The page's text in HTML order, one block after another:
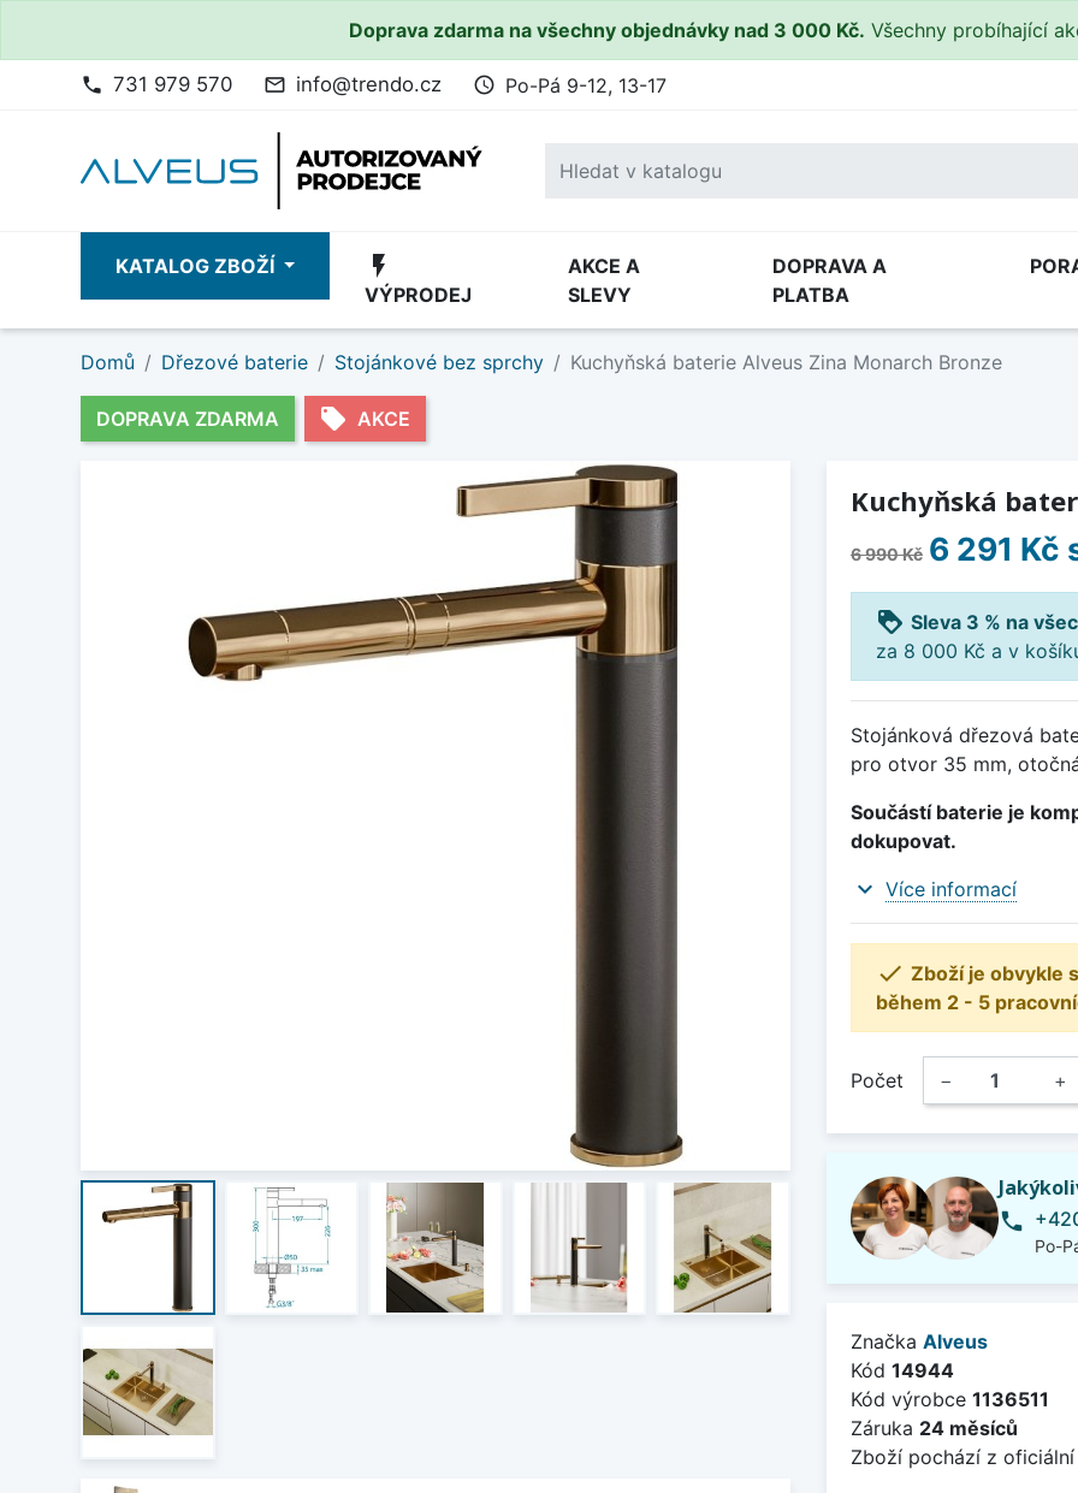
Doprava zdarma na všechny objednávky nad 3 000 Kč. Všechny probíhající
phone 731 979 570 mail_outline info@trendo.cz access_time Po-Pá 9-12, 13-17
KATALOG ZBOŽÍ flash_on
VÝPRODEJ
AKCE A
SLEVY
DOPRAVA A
PLATBA
Domů Dřezové baterie Stojánkové bez sprchy Kuchyňská baterie Alveus Zina Monarch Bronze
DOPRAVA ZDARMA local_offer AKCE
Kuchyňská
6 990 Kč 6 291 Kč
loyalty Sleva 3 % na
za 8 000 Kč a v
Stojánková dřezová
pro otvor 35 mm,
Součástí baterie je
dokupovat.
expand_more Více informací
 Zboží je obvykle
během 2 - 5
Počet − +
phone
Po-
Značka Alveus
Kód 14944
Kód výrobce 1136511
Záruka 24 měsíců
Zboží pochází z